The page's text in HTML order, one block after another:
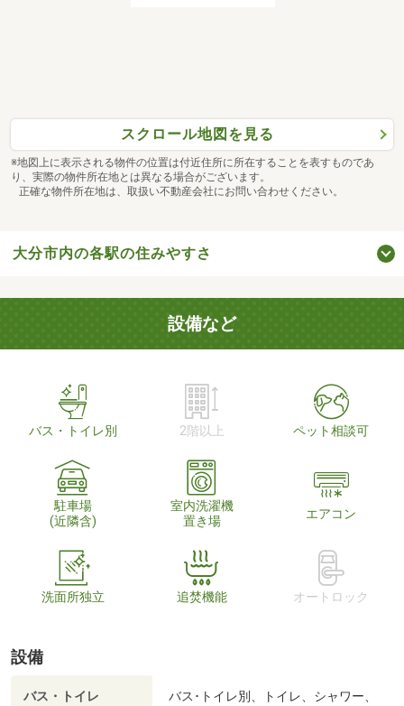
スクロール地図を見る
※地図上に表示される物件の位置は付近住所に所在することを表すものであ
り、実際の物件所在地とは異なる場合がございます。
正確な物件所在地は、取扱い不動産会社にお問い合わせください。
大分市内の各駅の住みやすさ
設備など
バス・トイレ別 2階以上 ペット相談可
駐車場
(近隣含)
室内洗濯機
置き場
エアコン
洗面所独立 追焚機能 オートロック
設備
バス・トイレ
バス･トイレ別、トイレ、シャワー、